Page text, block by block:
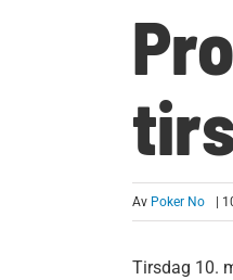
Av Poker No |
Tirsdag 10.